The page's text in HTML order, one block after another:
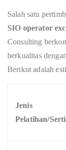
Salah satu
SIO operator
Consulting
berkualitas
Berikut adalah
Jenis
Pelatihan/